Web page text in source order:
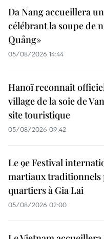
Da Nang accueillera
célébrant la soupe de
Quảng»
05/08/2026 14:44
Hanoï reconnaît
village de la soie de
site touristique
05/08/2026 09:42
Le 9e Festival
martiaux traditionnels
quartiers à Gia Lai
05/08/2026 02:00